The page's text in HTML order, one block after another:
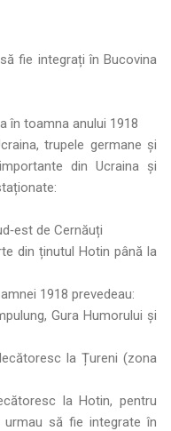
fie integrați în Bucovina
în toamna anului 1918
trupele germane și
din Ucraina și
de Cernăuți
din ținutul Hotin până la
1918 prevedeau:
Gura Humorului și
la Țureni (zona
la Hotin, pentru
urmau să fie integrate în